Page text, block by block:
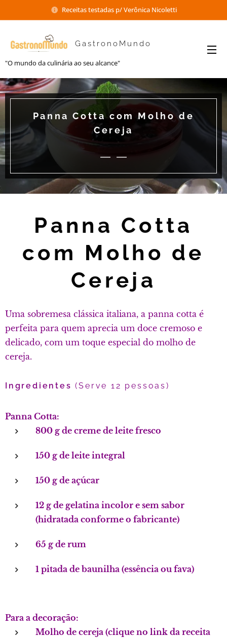
Receitas testadas p/ Verônica Nicoletti
GastronoMundo
"O mundo da culinária ao seu alcance"
Panna Cotta com Molho de
Cereja
Panna Cotta
com Molho de
Cereja
Uma sobremesa clássica italiana, a panna cotta é
perfeita para quem aprecia um doce cremoso e
delicado, com um toque especial do molho de
cereja.
Ingredientes (Serve 12 pessoas)
Panna Cotta:
800 g de creme de leite fresco
150 g de leite integral
150 g de açúcar
12 g de gelatina incolor e sem sabor
(hidratada conforme o fabricante)
65 g de rum
1 pitada de baunilha (essência ou fava)
Para a decoração:
Molho de cereja (clique no link da receita